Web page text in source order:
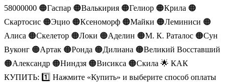
58000000 🟠Гаспар 🟠Валькирия 🟠Гелиор 🟠Крила 🟠
Скартосис 🟠Эцио 🟠Ксеноморф 🟠Майки 🟠Леминиси 🟠
Алиса 🟠Скелетор 🟠Локи 🟠Аделин 🟠М. К. Раталос 🟠Сун
Вуконг 🟠Артак 🟠Ронда 🟠Дилиана 🟠Великий Восставший
🟠Александр 🟠Ниндзя 🟠Висикса 🟠Скила 🌟 КАК
КУПИТЬ: 1️⃣ Нажмите «Купить» и выберите способ оплаты